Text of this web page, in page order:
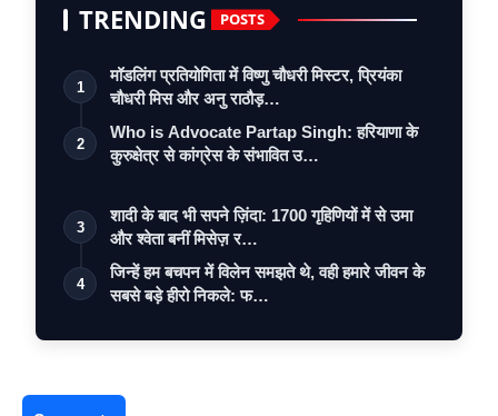
TRENDING POSTS
1
मॉडलिंग प्रतियोगिता में विष्णु चौधरी मिस्टर, प्रियंका
चौधरी मिस और अनु राठौड़…
2
Who is Advocate Partap Singh: हरियाणा के
कुरुक्षेत्र से कांग्रेस के संभावित उ…
3
शादी के बाद भी सपने ज़िंदा: 1700 गृहिणियों में से उमा
और श्वेता बनीं मिसेज़ र…
4
जिन्हें हम बचपन में विलेन समझते थे, वही हमारे जीवन के
सबसे बड़े हीरो निकले: फ…